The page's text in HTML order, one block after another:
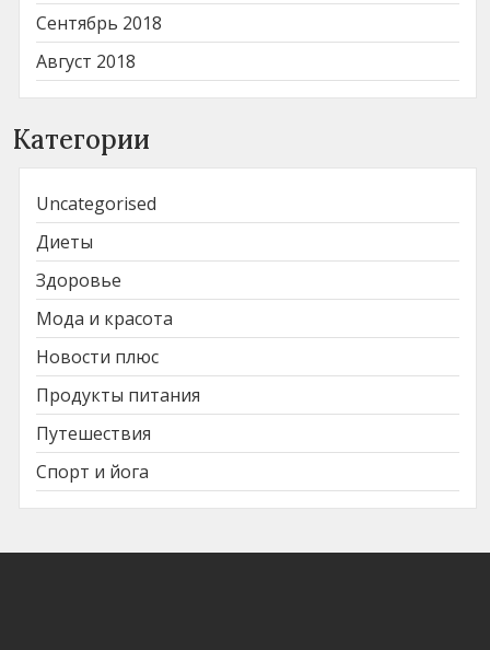
Сентябрь 2018
Август 2018
Категории
Uncategorised
Диеты
Здоровье
Мода и красота
Новости плюс
Продукты питания
Путешествия
Спорт и йога